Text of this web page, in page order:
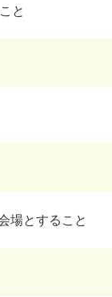
と
場とすること